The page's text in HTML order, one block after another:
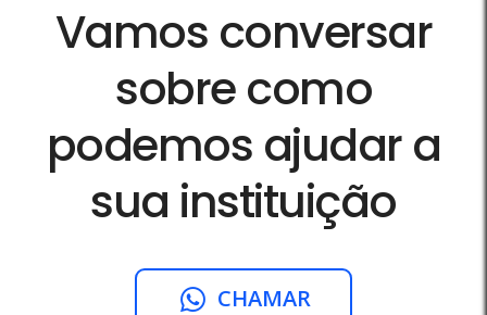
Vamos conversar
sobre como
podemos ajudar a
sua instituição
CHAMAR